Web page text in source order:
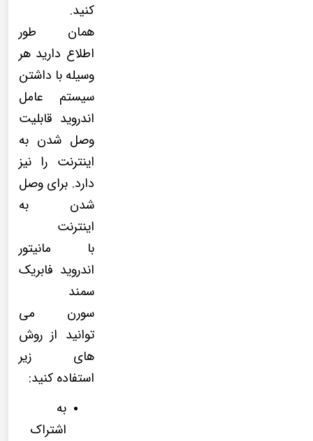
کنید.
همان طور
اطلاع دارید هر
وسیله با داشتن
سیستم عامل
اندروید قابلیت
وصل شدن به
اینترنت را نیز
دارد. برای وصل
شدن به
اینترنت
با مانیتور
اندروید فابریک
سمند
سورن می
توانید از روش
های زیر
استفاده کنید:
به
اشتراک